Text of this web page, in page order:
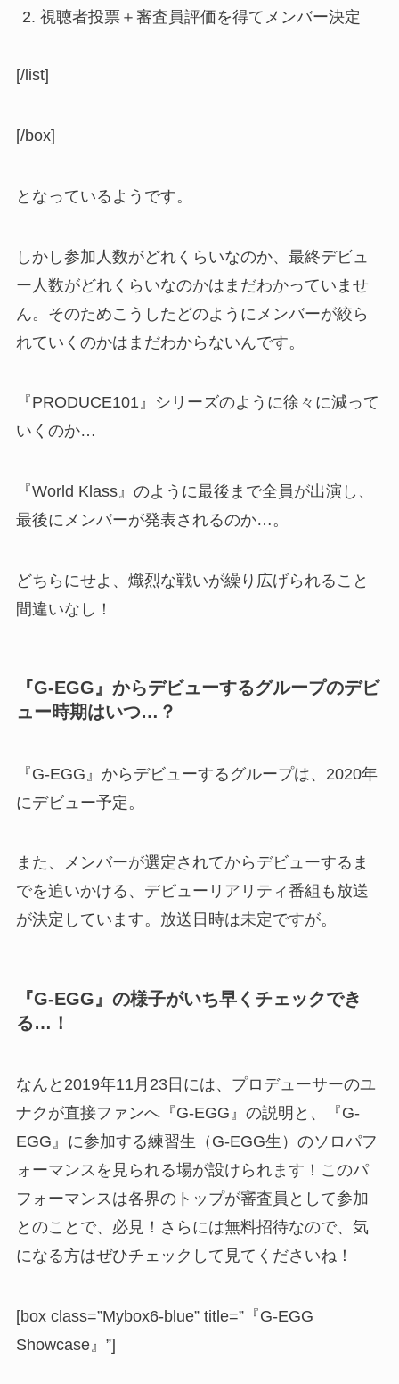
視聴者投票＋審査員評価を得てメンバー決定
[/list]
[/box]
となっているようです。
しかし参加人数がどれくらいなのか、最終デビュ
ー人数がどれくらいなのかはまだわかっていませ
ん。そのためこうしたどのようにメンバーが絞ら
れていくのかはまだわからないんです。
『PRODUCE101』シリーズのように徐々に減って
いくのか…
『World Klass』のように最後まで全員が出演し、
最後にメンバーが発表されるのか…。
どちらにせよ、熾烈な戦いが繰り広げられること
間違いなし！
『G-EGG』からデビューするグループのデビ
ュー時期はいつ…？
『G-EGG』からデビューするグループは、2020年
にデビュー予定。
また、メンバーが選定されてからデビューするま
でを追いかける、デビューリアリティ番組も放送
が決定しています。放送日時は未定ですが。
『G-EGG』の様子がいち早くチェックでき
る…！
なんと2019年11月23日には、プロデューサーのユ
ナクが直接ファンへ『G-EGG』の説明と、『G-
EGG』に参加する練習生（G-EGG生）のソロパフ
ォーマンスを見られる場が設けられます！このパ
フォーマンスは各界のトップが審査員として参加
とのことで、必見！さらには無料招待なので、気
になる方はぜひチェックして見てくださいね！
[box class=”Mybox6-blue” title=”『G-EGG
Showcase』”]